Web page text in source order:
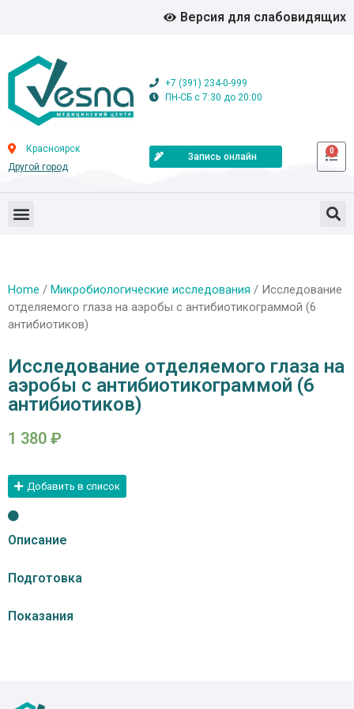
Версия для слабовидящих
+7 (391) 234-0-999
ПН-СБ с 7:30 до 20:00
Красноярск
Другой город
Запись онлайн
0
Home / Микробиологические исследования / Исследование
отделяемого глаза на аэробы с антибиотикограммой (6
антибиотиков)
Исследование отделяемого глаза на
аэробы с антибиотикограммой (6
антибиотиков)
1 380 ₽
Добавить в список
Описание
Подготовка
Показания